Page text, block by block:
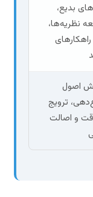
ترویج
اصالت